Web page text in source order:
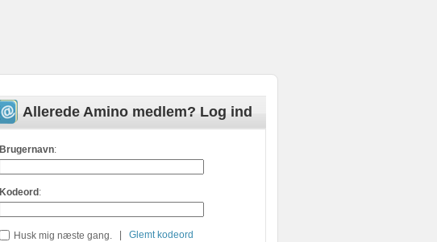
Allerede Amino medlem? Log ind
Brugernavn:
Kodeord :
Husk mig næste gang. Glemt kodeord